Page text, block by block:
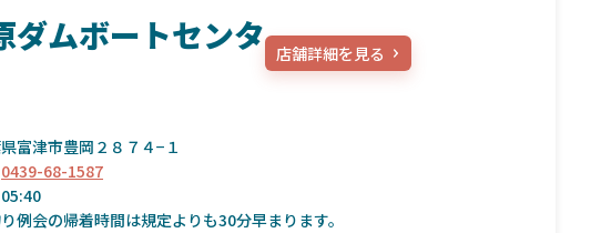
ダムボートセンタ 店舗詳細を見る
富津市豊岡２８７４−１
0439-68-1587
例会の帰着時間は規定よりも30分早まります。